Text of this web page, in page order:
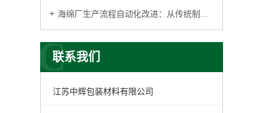
海绵厂生产流程自动化改进：从传统制造到智能工厂的升级
联系我们
C
江苏中辉包装材料有限公司